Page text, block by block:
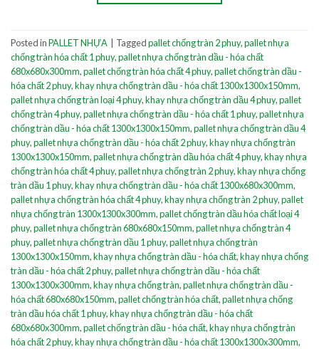
Posted inPALLET NHỰA Taggedpallet chống tràn 2 phuy,pallet nhựa
chống tràn hóa chất 1 phuy,pallet nhựa chống tràn dầu - hóa chất
680x680x300mm,pallet chống tràn hóa chất 4 phuy,pallet chống tràn dầu -
hóa chất 2 phuy,khay nhựa chống tràn dầu - hóa chất 1300x1300x150mm,
pallet nhựa chống tràn loại 4 phuy,khay nhựa chống tràn dầu 4 phuy,pallet
chống tràn 4 phuy,pallet nhựa chống tràn dầu - hóa chất 1 phuy,pallet nhựa
chống tràn dầu - hóa chất 1300x1300x150mm,pallet nhựa chống tràn dầu 4
phuy,pallet nhựa chống tràn dầu - hóa chất 2 phuy,khay nhựa chống tràn
1300x1300x150mm,pallet nhựa chống tràn dầu hóa chất 4 phuy,khay nhựa
chống tràn hóa chất 4 phuy,pallet nhựa chống tràn 2 phuy,khay nhựa chống
tràn dầu 1 phuy,khay nhựa chống tràn dầu - hóa chất 1300x680x300mm,
pallet nhựa chống tràn hóa chất 4 phuy,khay nhựa chống tràn 2 phuy,pallet
nhựa chống tràn 1300x1300x300mm,pallet chống tràn dầu hóa chất loại 4
phuy,pallet nhựa chống tràn 680x680x150mm,pallet nhựa chống tràn 4
phuy,pallet nhựa chống tràn dầu 1 phuy,pallet nhựa chống tràn
1300x1300x150mm,khay nhựa chống tràn dầu - hóa chất,khay nhựa chống
tràn dầu - hóa chất 2 phuy,pallet nhựa chống tràn dầu - hóa chất
1300x1300x300mm,khay nhựa chống tràn,pallet nhựa chống tràn dầu -
hóa chất 680x680x150mm,pallet chống tràn hóa chất,pallet nhựa chống
tràn dầu hóa chất 1 phuy,khay nhựa chống tràn dầu - hóa chất
680x680x300mm,pallet chống tràn dầu - hóa chất,khay nhựa chống tràn
hóa chất 2 phuy,khay nhựa chống tràn dầu - hóa chất 1300x1300x300mm,